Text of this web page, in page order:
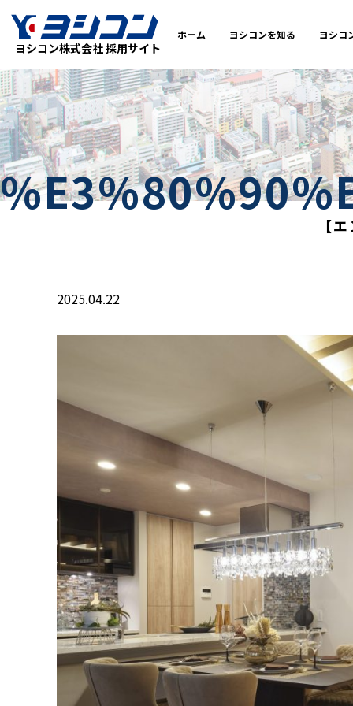
ヨシコン株式会社 採用サイト
ホーム ヨシコンを知る ヨシコ
【
2025.04.22